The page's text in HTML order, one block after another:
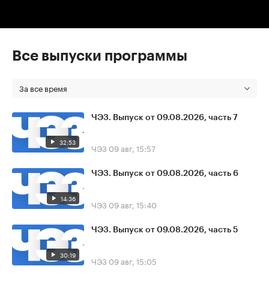
Все выпуски программы
За все время
32:53
ЧЭЗ. Выпуск от 09.08.2026, часть 7
ЧЭЗ 09 авг, 15:57
14:36
ЧЭЗ. Выпуск от 09.08.2026, часть 6
ЧЭЗ 09 авг, 15:40
30:19
ЧЭЗ. Выпуск от 09.08.2026, часть 5
ЧЭЗ 09 авг, 15:05